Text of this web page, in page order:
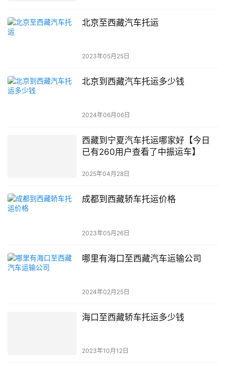
北京至西藏汽车托运
2023年05月25日
北京到西藏汽车托运多少钱
2024年06月06日
西藏到宁夏汽车托运哪家好【今日
已有260用户查看了中振运车】
2025年04月28日
成都到西藏轿车托运价格
2023年05月26日
哪里有海口至西藏汽车运输公司
2024年02月25日
海口至西藏轿车托运多少钱
2023年10月12日